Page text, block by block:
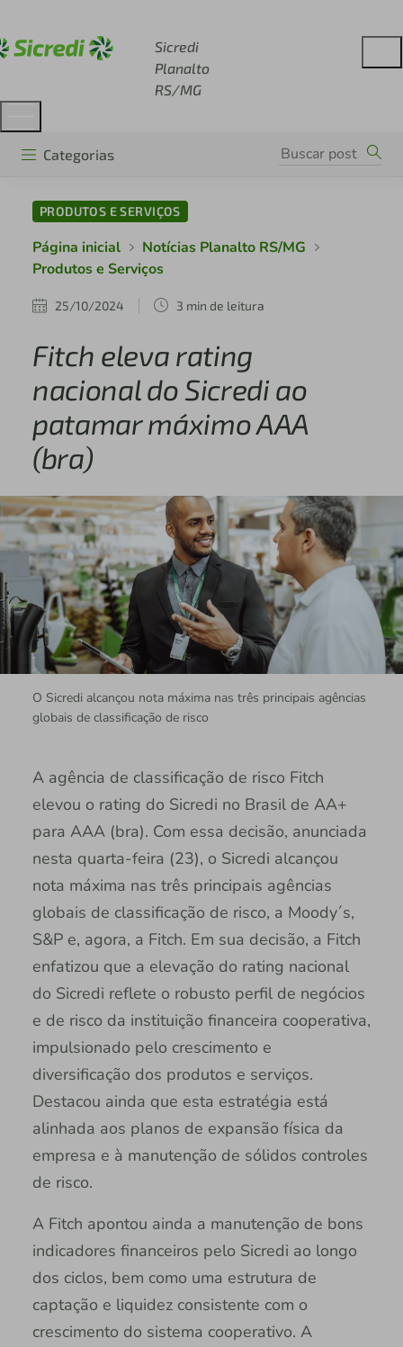
Sicredi
Planalto
RS/MG
Categorias
PRODUTOS E SERVIÇOS
Página inicial
Notícias Planalto RS/MG
Produtos e Serviços
25/10/2024 3 min de leitura
Fitch eleva rating
nacional do Sicredi ao
patamar máximo AAA
(bra)
O Sicredi alcançou nota máxima nas três principais agências
globais de classificação de risco
A agência de classificação de risco Fitch
elevou o rating do Sicredi no Brasil de AA+
para AAA (bra). Com essa decisão, anunciada
nesta quarta-feira (23), o Sicredi alcançou
nota máxima nas três principais agências
globais de classificação de risco, a Moody´s,
S&P e, agora, a Fitch. Em sua decisão, a Fitch
enfatizou que a elevação do rating nacional
do Sicredi reflete o robusto perfil de negócios
e de risco da instituição financeira cooperativa,
impulsionado pelo crescimento e
diversificação dos produtos e serviços.
Destacou ainda que esta estratégia está
alinhada aos planos de expansão física da
empresa e à manutenção de sólidos controles
de risco.
A Fitch apontou ainda a manutenção de bons
indicadores financeiros pelo Sicredi ao longo
dos ciclos, bem como uma estrutura de
captação e liquidez consistente com o
crescimento do sistema cooperativo. A